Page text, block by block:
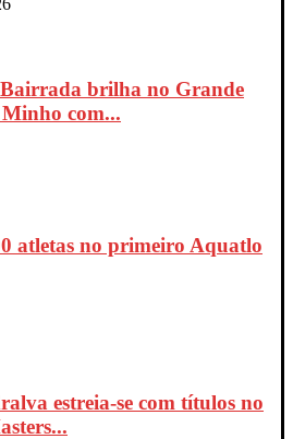
brilha no Grande
com...
atletas no primeiro Aquatlo
estreia-se com títulos no